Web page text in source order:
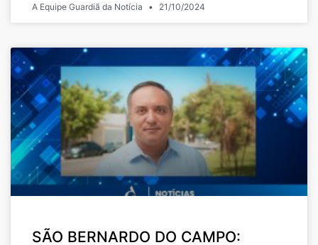
A Equipe Guardiã da Notícia 21/10/2024
SÃO BERNARDO DO CAMPO: